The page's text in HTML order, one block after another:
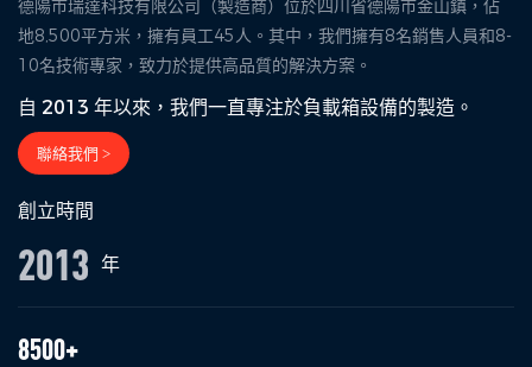
德陽市瑞達科技有限公司（製造商）位於四川省德陽市金山鎮，佔
地8,500平方米，擁有員工45人。其中，我們擁有8名銷售人員和8-
10名技術專家，致力於提供高品質的解決方案。
自 2013 年以來，我們一直專注於負載箱設備的製造。
聯絡我們 >
創立時間
2013 年
8500+